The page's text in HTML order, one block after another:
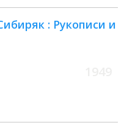
: Рукописи и